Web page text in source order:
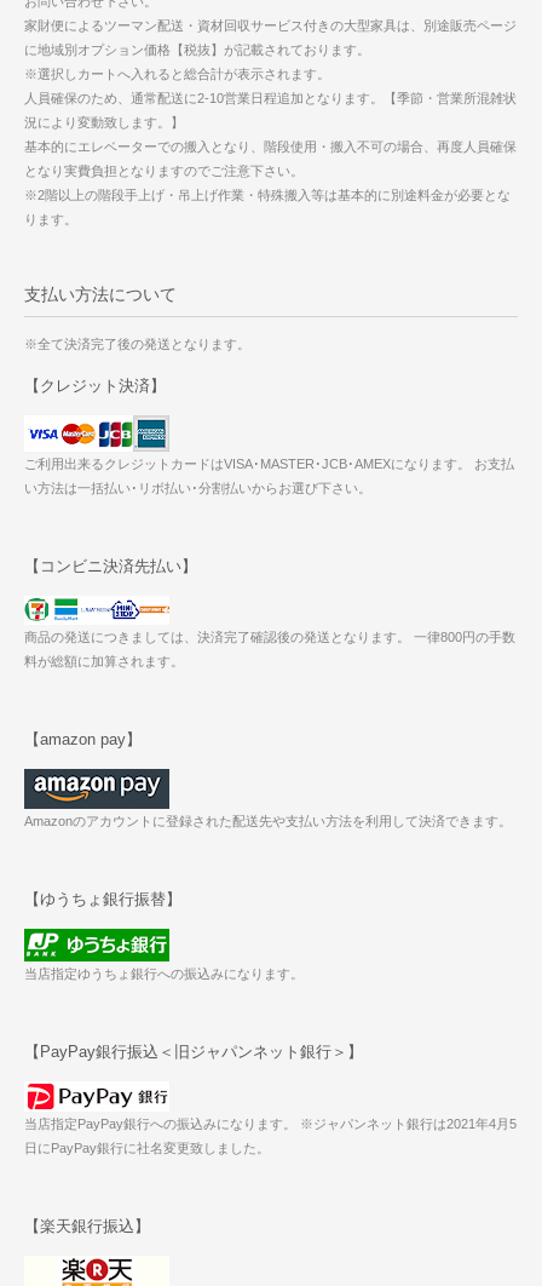
家財便によるツーマン配送・資材回収サービス付きの大型家具は、別途販売ページ
に地域別オプション価格【税抜】が記載されております。
※選択しカートへ入れると総合計が表示されます。
人員確保のため、通常配送に2-10営業日程追加となります。【季節・営業所混雑状
況により変動致します。】
基本的にエレベーターでの搬入となり、階段使用・搬入不可の場合、再度人員確保
となり実費負担となりますのでご注意下さい。
※2階以上の階段手上げ・吊上げ作業・特殊搬入等は基本的に別途料金が必要とな
ります。
支払い方法について
※全て決済完了後の発送となります。
【クレジット決済】
ご利用出来るクレジットカードはVISA･MASTER･JCB･AMEXになります。 お支払
い方法は一括払い･リボ払い･分割払いからお選び下さい。
【コンビニ決済先払い】
商品の発送につきましては、決済完了確認後の発送となります。 一律800円の手数
料が総額に加算されます。
【amazon pay】
Amazonのアカウントに登録された配送先や支払い方法を利用して決済できます。
【ゆうちょ銀行振替】
当店指定ゆうちょ銀行への振込みになります。
【PayPay銀行振込＜旧ジャパンネット銀行＞】
当店指定PayPay銀行への振込みになります。 ※ジャパンネット銀行は2021年4月5
日にPayPay銀行に社名変更致しました。
【楽天銀行振込】